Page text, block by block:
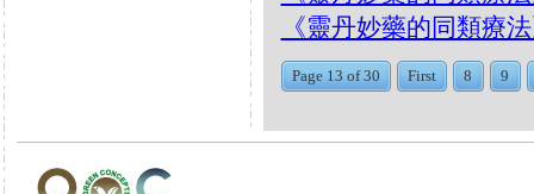
《靈丹妙藥的同類療
Page 13 of 30 First 8 9